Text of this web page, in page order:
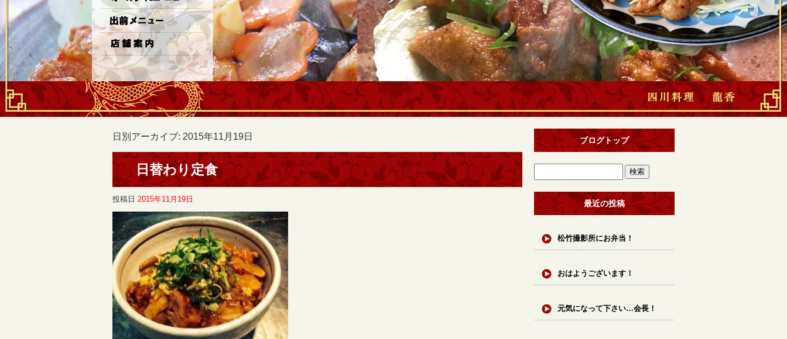
日別アーカイブ: 2015年11月19日
日替わり定食
投稿日 2015年11月19日
ブログトップ
最近の投稿
松竹撮影所にお弁当！
おはようございます！
元気になって下さい…会長！